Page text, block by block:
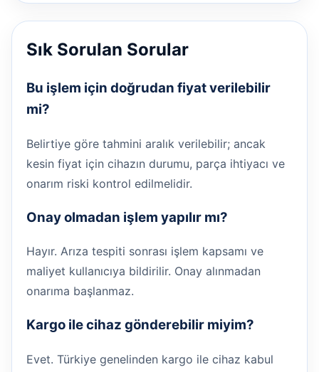
Sık Sorulan Sorular
Bu işlem için doğrudan fiyat verilebilir
mi?
Belirtiye göre tahmini aralık verilebilir; ancak
kesin fiyat için cihazın durumu, parça ihtiyacı ve
onarım riski kontrol edilmelidir.
Onay olmadan işlem yapılır mı?
Hayır. Arıza tespiti sonrası işlem kapsamı ve
maliyet kullanıcıya bildirilir. Onay alınmadan
onarıma başlanmaz.
Kargo ile cihaz gönderebilir miyim?
Evet. Türkiye genelinden kargo ile cihaz kabul